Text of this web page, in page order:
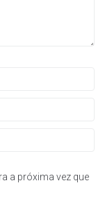
a próxima vez que